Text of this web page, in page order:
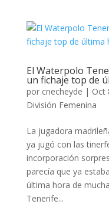
El Waterpolo
un fichaje top de
por cnecheyde | Oct
División Femenina
La jugadora
ya jugó con las
incorporación
parecía que ya
última hora de
Tenerife...